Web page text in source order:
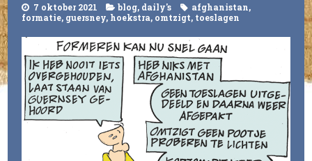
7 oktober 2021 blog, daily's afghanistan,
formatie, guersney, hoekstra, omtzigt, toeslagen